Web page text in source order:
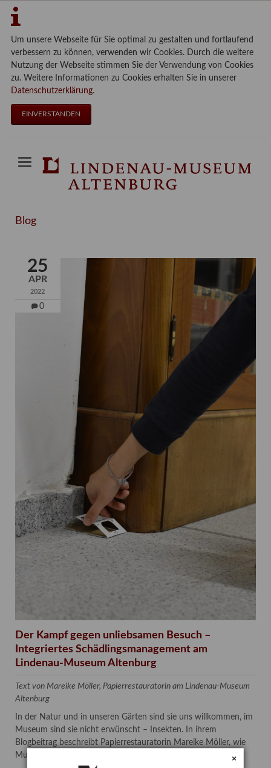
Um unsere Webseite für Sie optimal zu gestalten und fortlaufend
verbessern zu können, verwenden wir Cookies. Durch die weitere
Nutzung der Webseite stimmen Sie der Verwendung von Cookies
zu. Weitere Informationen zu Cookies erhalten Sie in unserer
Datenschutzerklärung.
EINVERSTANDEN
Blog
25
APR
2022
0
Der Kampf gegen unliebsamen Besuch –
Integriertes Schädlingsmanagement am
Lindenau-Museum Altenburg
Text von Mareike Möller, Papierrestauratorin am Lindenau-Museum
Altenburg
In der Natur und in unseren Gärten sind sie uns willkommen, im
Museum sind sie nicht erwünscht – Insekten. In ihrem
Blogbeitrag beschreibt Papierrestauratorin Mareike Möller, wie
Museen dem unliebsamen Besuch den Kampf ansagen.
×